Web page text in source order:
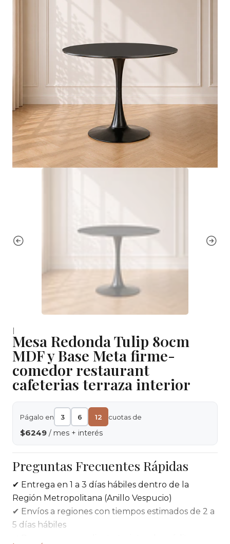
|
Mesa Redonda Tulip 80cm
MDF y Base Meta firme-
comedor restaurant
cafeterias terraza interior
Págalo en 3 6 12 cuotas de
$6249 / mes + interés
Preguntas Frecuentes Rápidas
✔ Entrega en 1 a 3 días hábiles dentro de la
Región Metropolitana (Anillo Vespucio)
✔ Envíos a regiones con tiempos estimados de 2 a
5 días hábiles